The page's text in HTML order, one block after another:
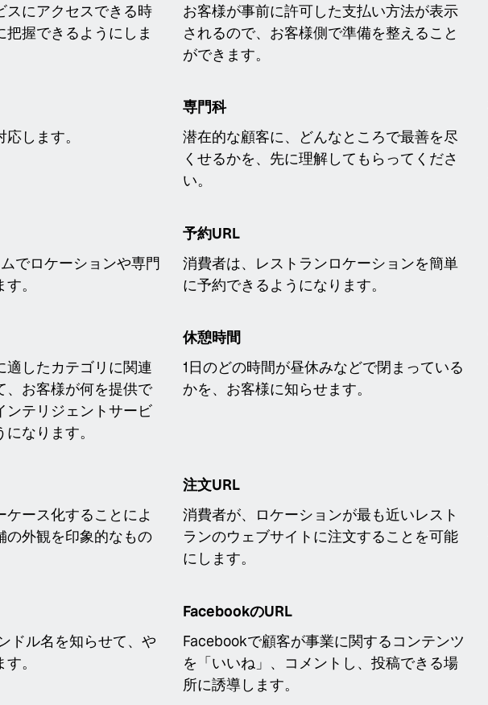
スにアクセスできる時
把握できるようにしま
お客様が事前に許可した支払い方法が表示
されるので、お客様側で準備を整えること
ができます。
します。
専門科
潜在的な顧客に、どんなところで最善を尽
くせるかを、先に理解してもらってくださ
い。
でロケーションや専門
。
予約URL
消費者は、レストランロケーションを簡単
に予約できるようになります。
適したカテゴリに関連
、お客様が何を提供で
ンテリジェントサービ
なります。
休憩時間
1日のどの時間が昼休みなどで閉まっている
かを、お客様に知らせます。
ケース化することによ
の外観を印象的なもの
注文URL
消費者が、ロケーションが最も近いレスト
ランのウェブサイトに注文することを可能
にします。
ドル名を知らせて、や
。
FacebookのURL
Facebookで顧客が事業に関するコンテンツ
を「いいね」、コメントし、投稿できる場
所に誘導します。